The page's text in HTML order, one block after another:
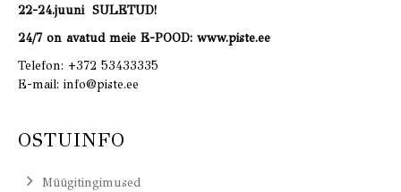
22-24.juuni SULETUD!
24/7 on avatud meie E-POOD: www.piste.ee
Telefon: +372 53433335
E-mail: info@piste.ee
OSTUINFO
Müügitingimused